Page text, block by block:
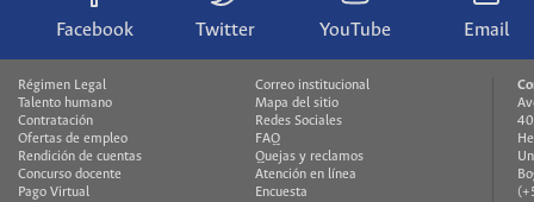
Facebook Twitter YouTube Email
Régimen Legal
Talento humano
Contratación
Ofertas de empleo
Rendición de cuentas
Concurso docente
Pago Virtual
Correo institucional
Mapa del sitio
Redes Sociales
FAQ
Quejas y reclamos
Atención en línea
Encuesta